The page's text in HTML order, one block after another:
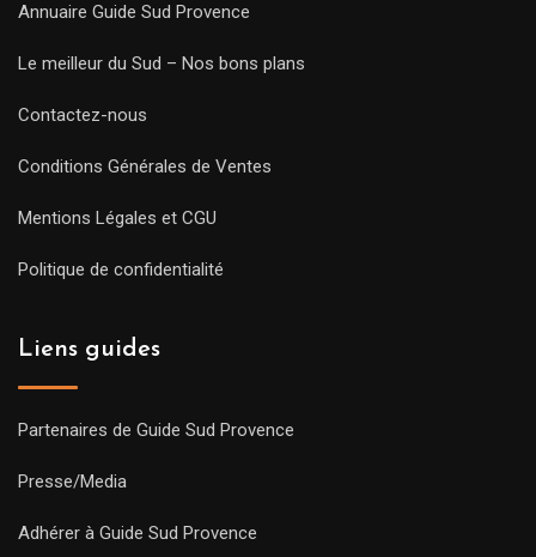
Annuaire Guide Sud Provence
Le meilleur du Sud – Nos bons plans
Contactez-nous
Conditions Générales de Ventes
Mentions Légales et CGU
Politique de confidentialité
Liens guides
Partenaires de Guide Sud Provence
Presse/Media
Adhérer à Guide Sud Provence